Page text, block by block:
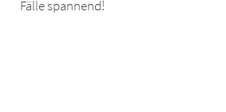
Fälle spannend!